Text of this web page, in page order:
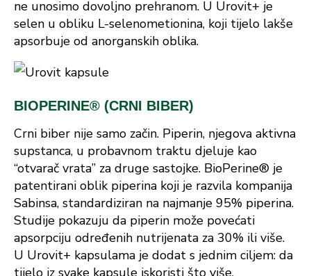
ne unosimo dovoljno prehranom. U Urovit+ je
selen u obliku L-selenometionina, koji tijelo lakše
apsorbuje od anorganskih oblika.
BIOPERINE® (CRNI BIBER)
Crni biber nije samo začin. Piperin, njegova aktivna
supstanca, u probavnom traktu djeluje kao
“otvarač vrata” za druge sastojke. BioPerine® je
patentirani oblik piperina koji je razvila kompanija
Sabinsa, standardiziran na najmanje 95% piperina.
Studije pokazuju da piperin može povećati
apsorpciju određenih nutrijenata za 30% ili više.
U Urovit+ kapsulama je dodat s jednim ciljem: da
tijelo iz svake kapsule iskoristi što više.